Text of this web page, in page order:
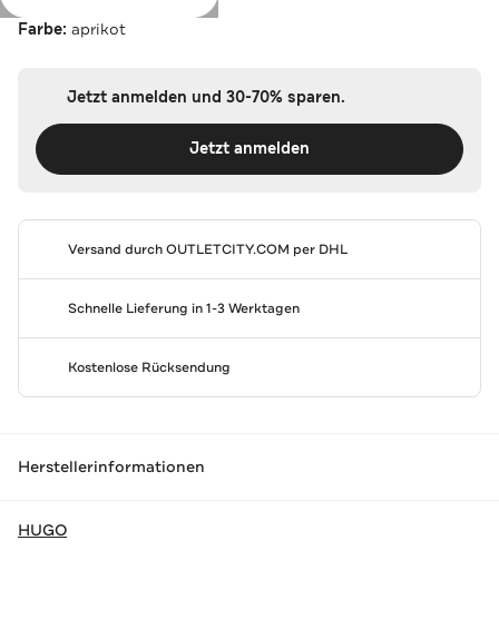
Farbe: aprikot
Jetzt anmelden und 30-70% sparen.
Jetzt anmelden
Versand durchOUTLETCITY.COM per DHL
Schnelle Lieferung in 1-3 Werktagen
Kostenlose Rücksendung
Herstellerinformationen
HUGO